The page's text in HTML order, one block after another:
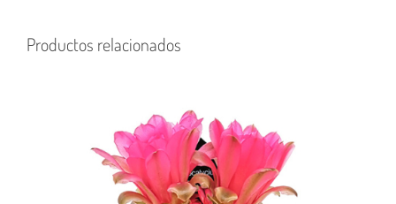
Productos relacionados